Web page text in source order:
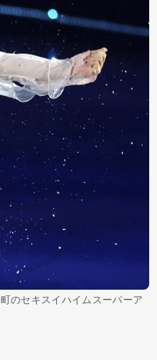
のセキスイハイムスーパーア